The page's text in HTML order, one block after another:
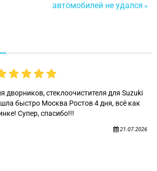
автомобилей не удался »
дворников, стеклоочистителя для Suzuki
быстро Москва Ростов 4 дня, всё как
Супер, спасибо!!!
21.07.2026